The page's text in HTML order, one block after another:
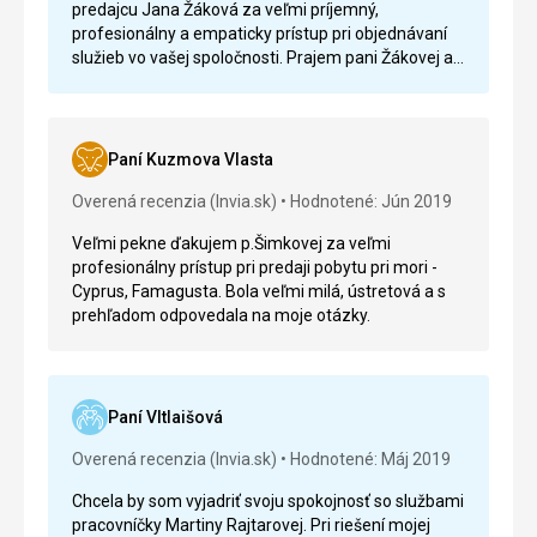
predajcu Jana Žáková za veľmi príjemný,
profesionálny a empaticky prístup pri objednávaní
služieb vo vašej spoločnosti. Prajem pani Žákovej a
Paní Kuzmova Vlasta
Overená recenzia (Invia.sk) Hodnotené: Jún 2019
Veľmi pekne ďakujem p.Šimkovej za veľmi
profesionálny prístup pri predaji pobytu pri mori -
Cyprus, Famagusta. Bola veľmi milá, ústretová a s
prehľadom odpovedala na moje otázky.
Paní VItlaišová
Overená recenzia (Invia.sk) Hodnotené: Máj 2019
Chcela by som vyjadriť svoju spokojnosť so službami
pracovníčky Martiny Rajtarovej. Pri riešení mojej